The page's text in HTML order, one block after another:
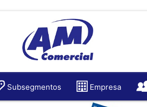
Subsegmentos Empresa